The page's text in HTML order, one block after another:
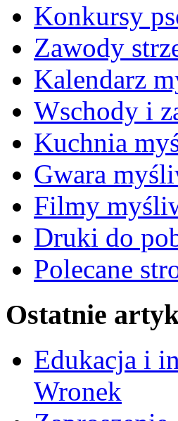
Konkursy
Zawody
Kalendarz
Wschody i
Kuchnia
Gwara
Filmy
Druki do
Polecane
Ostatnie
Edukacja i
Wronek